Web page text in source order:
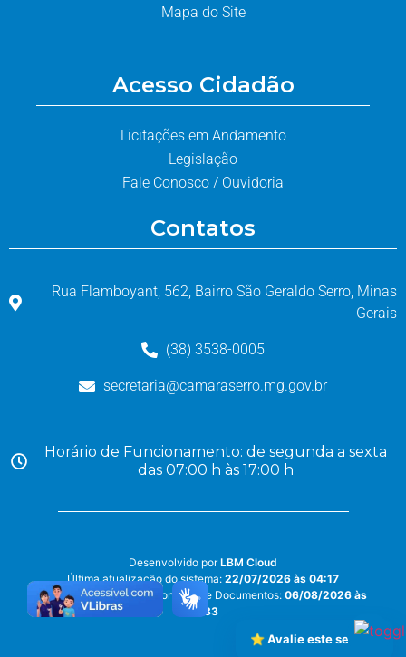
Mapa do Site
Acesso Cidadão
Licitações em Andamento
Legislação
Fale Conosco / Ouvidoria
Contatos
Rua Flamboyant, 562, Bairro São Geraldo Serro, Minas
Gerais
(38) 3538-0005
secretaria@camaraserro.mg.gov.br
Horário de Funcionamento: de segunda a sexta
das 07:00 h às 17:00 h
Desenvolvido porLBM Cloud
Última atualização do sistema: 22/07/2026 às 04:17
Última atualização do Conteúdo e Documentos: 06/08/2026 às
13:33
⭐ Avalie este serviço